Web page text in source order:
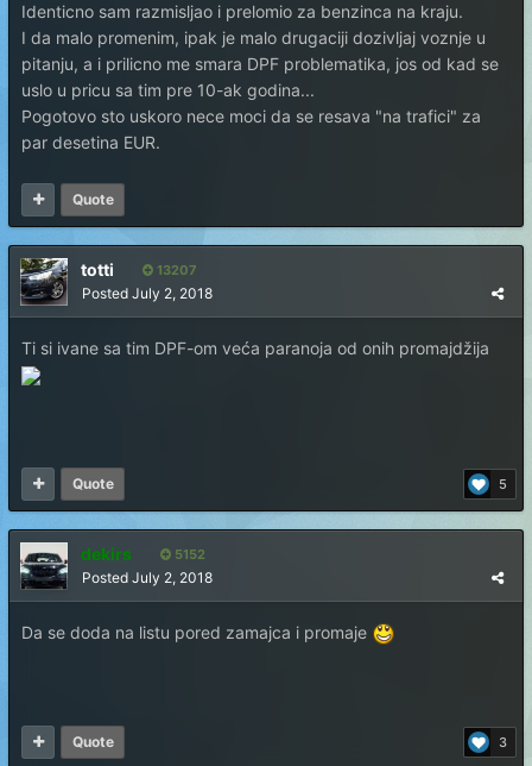
Identicno sam razmisljao i prelomio za benzinca na kraju.
I da malo promenim, ipak je malo drugaciji dozivljaj voznje u
pitanju, a i prilicno me smara DPF problematika, jos od kad se
uslo u pricu sa tim pre 10-ak godina...
Pogotovo sto uskoro nece moci da se resava "na trafici" za
par desetina EUR.
Quote
totti 13207
Posted July 2, 2018
Ti si ivane sa tim DPF-om veća paranoja od onih promajdžija
5
Quote
dekirs 5152
Posted July 2, 2018
Da se doda na listu pored zamajca i promaje
3
Quote